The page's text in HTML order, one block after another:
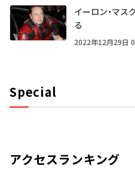
イーロン・マス
る
2022年12月29日
Special
アクセスランキング